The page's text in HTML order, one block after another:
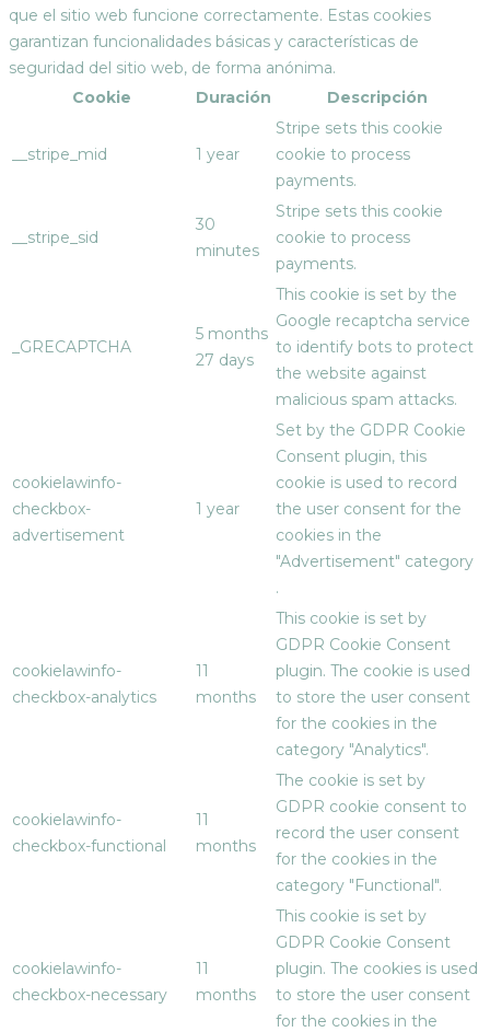
que el sitio web funcione correctamente. Estas cookies
garantizan funcionalidades básicas y características de
seguridad del sitio web, de forma anónima.
Cookie
Duración Descripción
__stripe_mid 1 year
Stripe sets this cookie
cookie to process
payments.
__stripe_sid
30
minutes
Stripe sets this cookie
cookie to process
payments.
_GRECAPTCHA
5 months
27 days
This cookie is set by the
Google recaptcha service
to identify bots to protect
the website against
malicious spam attacks.
cookielawinfo-
checkbox-
advertisement
1 year
Set by the GDPR Cookie
Consent plugin, this
cookie is used to record
the user consent for the
cookies in the
"Advertisement" category
.
cookielawinfo-
checkbox-analytics
11
months
This cookie is set by
GDPR Cookie Consent
plugin. The cookie is used
to store the user consent
for the cookies in the
category "Analytics".
cookielawinfo-
checkbox-functional
11
months
The cookie is set by
GDPR cookie consent to
record the user consent
for the cookies in the
category "Functional".
cookielawinfo-
checkbox-necessary
11
months
This cookie is set by
GDPR Cookie Consent
plugin. The cookies is used
to store the user consent
for the cookies in the